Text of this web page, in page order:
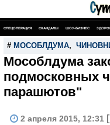
СПЕЦОПЕРАЦИЯ СКАНДАЛЫ ШОУ-БИЗНЕС
# МОСОБЛДУМА,
Мособлдума
подмосковных
парашютов"
2 апреля 2015, 12:31 [